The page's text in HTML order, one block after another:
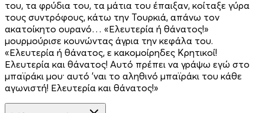
του, τα φρύδια του, τα μάτια του έπαιξαν, κοίταξε γύρα
τους συντρόφους, κάτω την Τουρκιά, απάνω τον
ακατοίκητο ουρανό… «Ελευτερία ή θάνατος!»
μουρμούρισε κουνώντας άγρια την κεφάλα του.
«Ελευτερία ή θάνατος, ε κακομοίρηδες Κρητικοί!
Ελευτερία και θάνατος! Αυτό πρέπει να γράψω εγώ στο
μπαϊράκι μου· αυτό ’ναι το αληθινό μπαϊράκι του κάθε
αγωνιστή! Ελευτερία και θάνατος!»